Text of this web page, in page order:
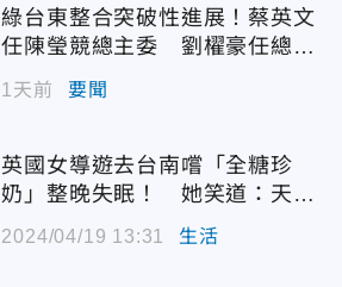
綠台東整合突破性進展！蔡英文
任陳瑩競總主委 劉櫂豪任總幹
1天前 要聞
英國女導遊去台南嚐「全糖珍
奶」整晚失眠！ 她笑道：天大
2024/04/19 13:31 生活